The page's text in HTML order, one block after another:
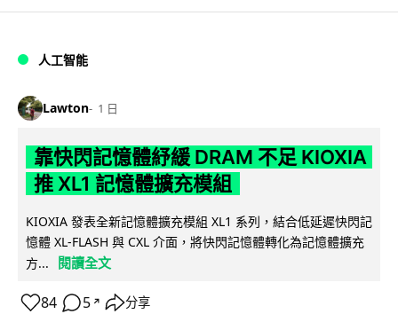
人工智能
Lawton 1 日
靠快閃記憶體紓緩 DRAM 不足 KIOXIA
推 XL1 記憶體擴充模組
KIOXIA 發表全新記憶體擴充模組 XL1 系列，結合低延遲快閃記
憶體 XL-FLASH 與 CXL 介面，將快閃記憶體轉化為記憶體擴充
方...
閱讀全文
84 5 ↗ 分享